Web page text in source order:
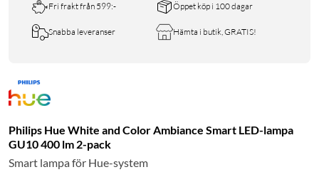
Fri frakt från 599:- Öppet köp i 100 dagar
Snabba leveranser Hämta i butik, GRATIS!
Philips Hue White and Color Ambiance Smart LED-lampa
GU10 400 lm 2-pack
Smart lampa för Hue-system